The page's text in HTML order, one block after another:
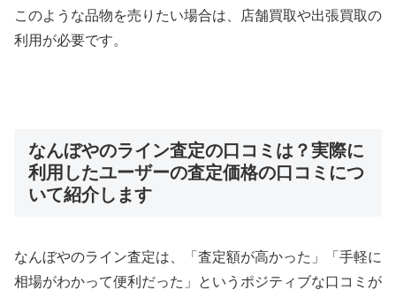
このような品物を売りたい場合は、店舗買取や出張買取の
利用が必要です。
なんぼやのライン査定の口コミは？実際に
利用したユーザーの査定価格の口コミにつ
いて紹介します
なんぼやのライン査定は、「査定額が高かった」「手軽に
相場がわかって便利だった」というポジティブな口コミが